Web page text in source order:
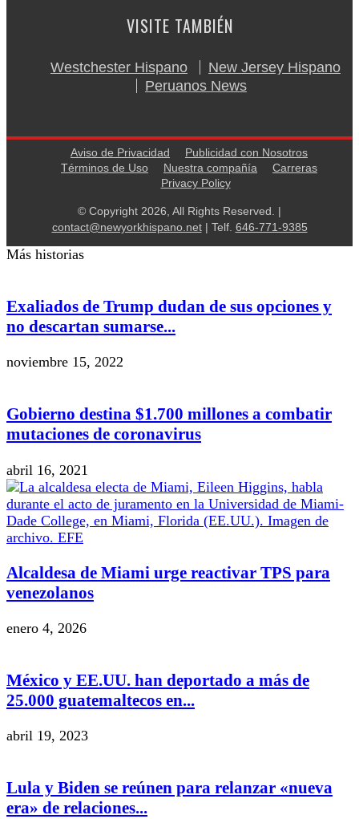
VISITE TAMBIÉN
Westchester Hispano
New Jersey Hispano
Peruanos News
Aviso de Privacidad
Publicidad con Nosotros
Términos de Uso
Nuestra compañía
Carreras
Privacy Policy
© Copyright 2026, All Rights Reserved. |
contact@newyorkhispano.net| Telf. 646-771-9385
Más historias
Exaliados de Trump dudan de sus opciones y
no descartan sumarse...
noviembre 15, 2022
Gobierno destina $1.700 millones a combatir
mutaciones de coronavirus
abril 16, 2021
Alcaldesa de Miami urge reactivar TPS para
venezolanos
enero 4, 2026
México y EE.UU. han deportado a más de
25.000 guatemaltecos en...
abril 19, 2023
Lula y Biden se reúnen para relanzar «nueva
era» de relaciones...